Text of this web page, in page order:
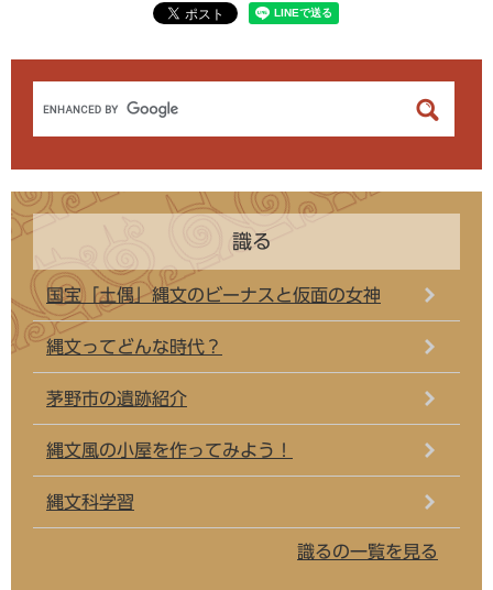
識る
国宝「土偶」縄文のビーナスと仮面の女神
縄文ってどんな時代？
茅野市の遺跡紹介
縄文風の小屋を作ってみよう！
縄文科学習
識るの一覧を見る